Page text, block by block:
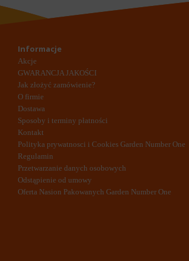
Informacje
Akcje
GWARANCJA JAKOŚCI
Jak złożyć zamówienie?
O firmie
Dostawa
Sposoby i terminy płatności
Kontakt
Polityka prywatnosci i Cookies Garden Number One
Regulamin
Przetwarzanie danych osobowych
Odstąpienie od umowy
Oferta Nasion Pakowanych Garden Number One